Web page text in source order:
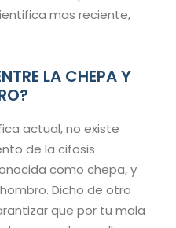
mas reciente,
LA CHEPA Y
actual, no existe
de la cifosis
como chepa, y
Dicho de otro
que por tu mala